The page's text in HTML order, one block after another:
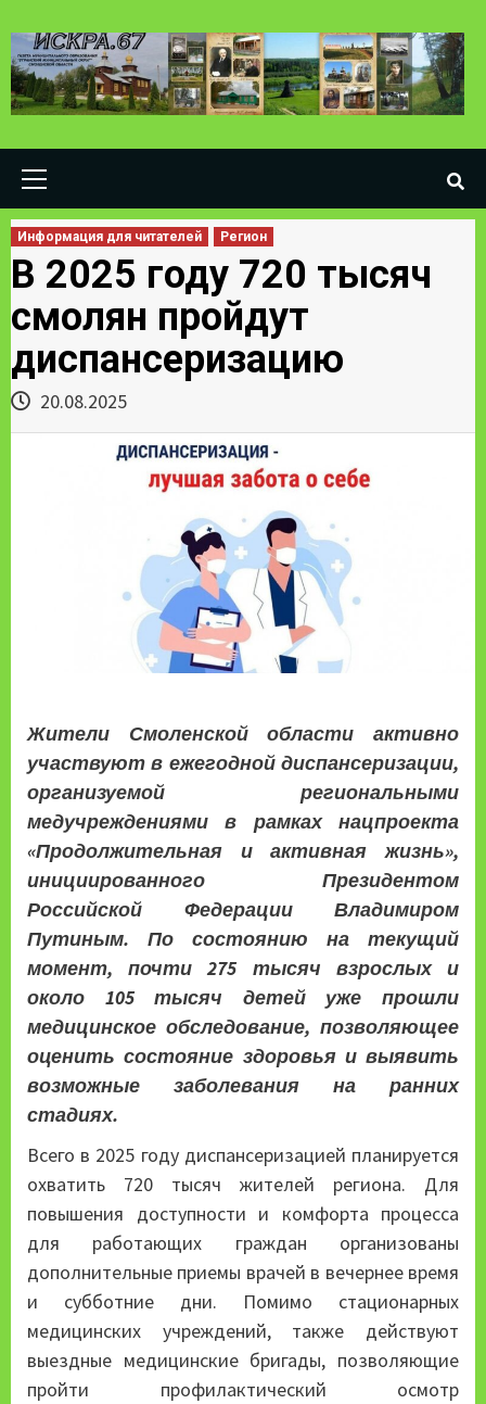
to
content
Информация для читателей Регион
В 2025 году 720 тысяч
смолян пройдут
диспансеризацию
20.08.2025
Жители Смоленской области активно
участвуют в ежегодной диспансеризации,
организуемой региональными
медучреждениями в рамках нацпроекта
«Продолжительная и активная жизнь»,
инициированного Президентом
Российской Федерации Владимиром
Путиным. По состоянию на текущий
момент, почти 275 тысяч взрослых и
около 105 тысяч детей уже прошли
медицинское обследование, позволяющее
оценить состояние здоровья и выявить
возможные заболевания на ранних
стадиях.
Всего в 2025 году диспансеризацией планируется
охватить 720 тысяч жителей региона. Для
повышения доступности и комфорта процесса
для работающих граждан организованы
дополнительные приемы врачей в вечернее время
и субботние дни. Помимо стационарных
медицинских учреждений, также действуют
выездные медицинские бригады, позволяющие
пройти профилактический осмотр